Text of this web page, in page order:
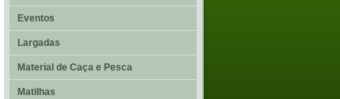
Eventos
Largadas
Material de Caça e Pesca
Matilhas